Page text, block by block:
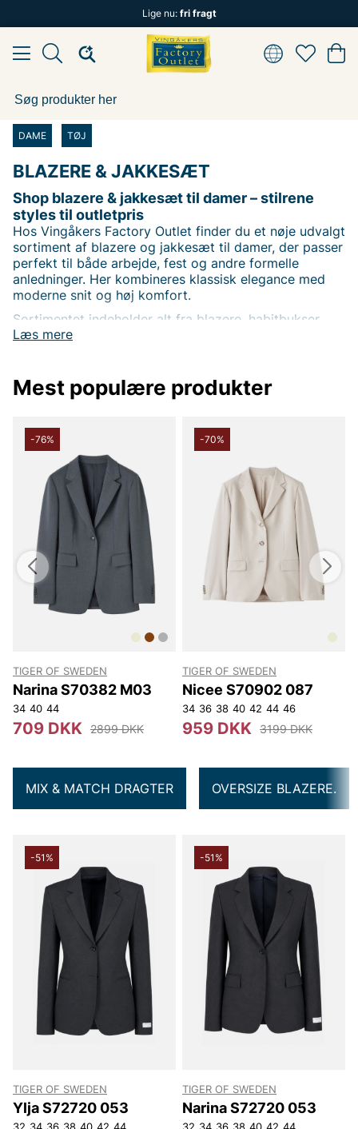
Lige nu: fri fragt
DAME TØJ
BLAZERE & JAKKESÆT
Læs mere
Shop blazere & jakkesæt til damer – stilrene
styles til outletpris
Hos Vingåkers Factory Outlet finder du et nøje udvalgt
sortiment af blazere og jakkesæt til damer, der passer
perfekt til både arbejde, fest og andre formelle
anledninger. Her kombineres klassisk elegance med
moderne snit og høj komfort.
Sortimentet indeholder alt fra blazere, habitbukser,
nederdele og veste til komplette jakkesæt til damer,
kvalitet, funktion og design.
normalpriser. Shop online eller besøg os i butik og find
tidløse favoritter til en skarp pris.
Mest populære produkter
-76%
TIGER OF SWEDEN
Narina S70382 M03
34 40 44
709 DKK 2899 DKK
-70%
TIGER OF SWEDEN
Nicee S70902 087
34 36 38 40 42 44 46
959 DKK 3199 DKK
MIX & MATCH DRAGTER OVERSIZE BLAZERE.
-51%
TIGER OF SWEDEN
Ylja S72720 053
-51%
TIGER OF SWEDEN
Narina S72720 053